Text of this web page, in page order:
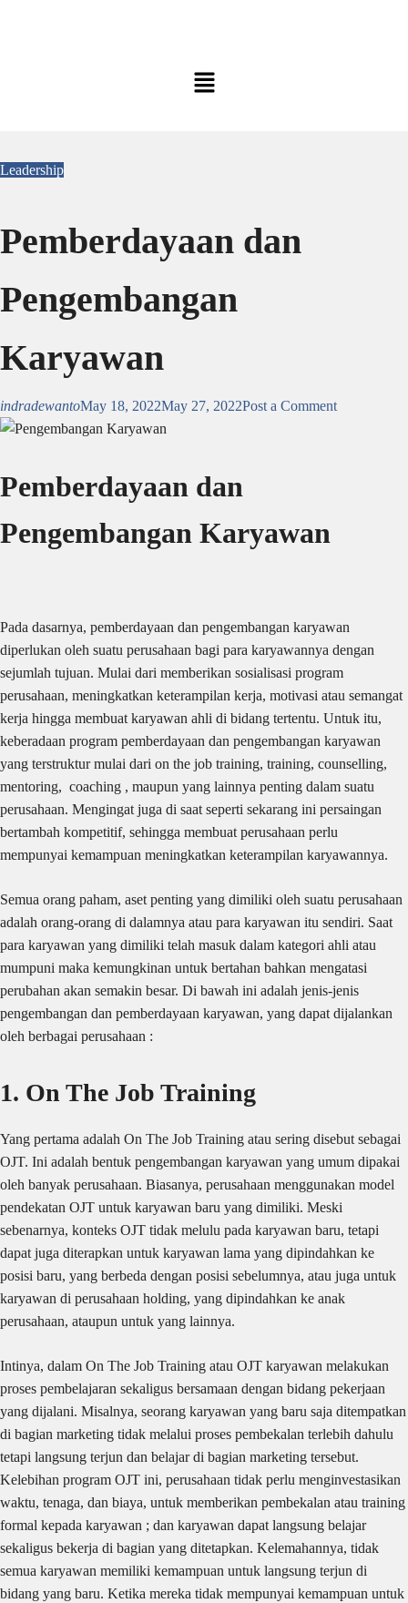
Leadership
Pemberdayaan dan
Pengembangan
Karyawan
indradewantoMay 18, 2022May 27, 2022Post a Comment
Pemberdayaan dan
Pengembangan Karyawan
Pada dasarnya, pemberdayaan dan pengembangan karyawan
diperlukan oleh suatu perusahaan bagi para karyawannya dengan
sejumlah tujuan. Mulai dari memberikan sosialisasi program
perusahaan, meningkatkan keterampilan kerja, motivasi atau semangat
kerja hingga membuat karyawan ahli di bidang tertentu. Untuk itu,
keberadaan program pemberdayaan dan pengembangan karyawan
yang terstruktur mulai dari on the job training, training, counselling,
mentoring, coaching , maupun yang lainnya penting dalam suatu
perusahaan. Mengingat juga di saat seperti sekarang ini persaingan
bertambah kompetitif, sehingga membuat perusahaan perlu
mempunyai kemampuan meningkatkan keterampilan karyawannya.
Semua orang paham, aset penting yang dimiliki oleh suatu perusahaan
adalah orang-orang di dalamnya atau para karyawan itu sendiri. Saat
para karyawan yang dimiliki telah masuk dalam kategori ahli atau
mumpuni maka kemungkinan untuk bertahan bahkan mengatasi
perubahan akan semakin besar. Di bawah ini adalah jenis-jenis
pengembangan dan pemberdayaan karyawan, yang dapat dijalankan
oleh berbagai perusahaan :
1. On The Job Training
Yang pertama adalah On The Job Training atau sering disebut sebagai
OJT. Ini adalah bentuk pengembangan karyawan yang umum dipakai
oleh banyak perusahaan. Biasanya, perusahaan menggunakan model
pendekatan OJT untuk karyawan baru yang dimiliki. Meski
sebenarnya, konteks OJT tidak melulu pada karyawan baru, tetapi
dapat juga diterapkan untuk karyawan lama yang dipindahkan ke
posisi baru, yang berbeda dengan posisi sebelumnya, atau juga untuk
karyawan di perusahaan holding, yang dipindahkan ke anak
perusahaan, ataupun untuk yang lainnya.
Intinya, dalam On The Job Training atau OJT karyawan melakukan
proses pembelajaran sekaligus bersamaan dengan bidang pekerjaan
yang dijalani. Misalnya, seorang karyawan yang baru saja ditempatkan
di bagian marketing tidak melalui proses pembekalan terlebih dahulu
tetapi langsung terjun dan belajar di bagian marketing tersebut.
Kelebihan program OJT ini, perusahaan tidak perlu menginvestasikan
waktu, tenaga, dan biaya, untuk memberikan pembekalan atau training
formal kepada karyawan ; dan karyawan dapat langsung belajar
sekaligus bekerja di bagian yang ditetapkan. Kelemahannya, tidak
semua karyawan memiliki kemampuan untuk langsung terjun di
bidang yang baru. Ketika mereka tidak mempunyai kemampuan untuk